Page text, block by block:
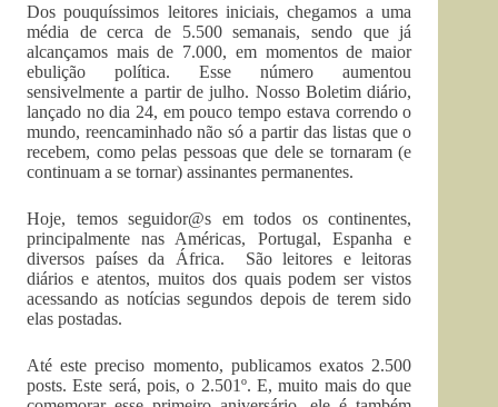
Dos pouquíssimos leitores iniciais, chegamos a uma
média de cerca de 5.500 semanais, sendo que já
alcançamos mais de 7.000, em momentos de maior
ebulição política. Esse número aumentou
sensivelmente a partir de julho. Nosso Boletim diário,
lançado no dia 24, em pouco tempo estava correndo o
mundo, reencaminhado não só a partir das listas que o
recebem, como pelas pessoas que dele se tornaram (e
continuam a se tornar) assinantes permanentes.
Hoje, temos seguidor@s em todos os continentes,
principalmente nas Américas, Portugal, Espanha e
diversos países da África. São leitores e leitoras
diários e atentos, muitos dos quais podem ser vistos
acessando as notícias segundos depois de terem sido
elas postadas.
Até este preciso momento, publicamos exatos 2.500
posts. Este será, pois, o 2.501º. E, muito mais do que